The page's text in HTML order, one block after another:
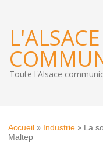
L'ALSACE
Toute l'Alsace
Accueil » Industrie » La
Maltep